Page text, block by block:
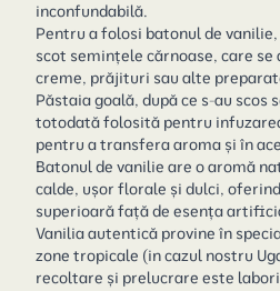
inconfundabilă.
Pentru a folosi batonul de
scot semințele cărnoase, care
creme, prăjituri sau alte
Păstaia goală, după ce s-au
totodată folosită pentru
pentru a transfera aroma și în
Batonul de vanilie are o aromă
calde, ușor florale și dulci, oferind aromă autentică
superioară față de esența
Vanilia autentică provine în
zone tropicale (in cazul nostru
recoltare și prelucrare este